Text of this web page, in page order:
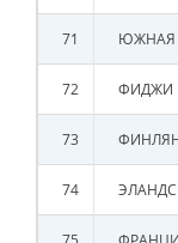
71 ЮЖНАЯ
72 ФИДЖИ
73
74